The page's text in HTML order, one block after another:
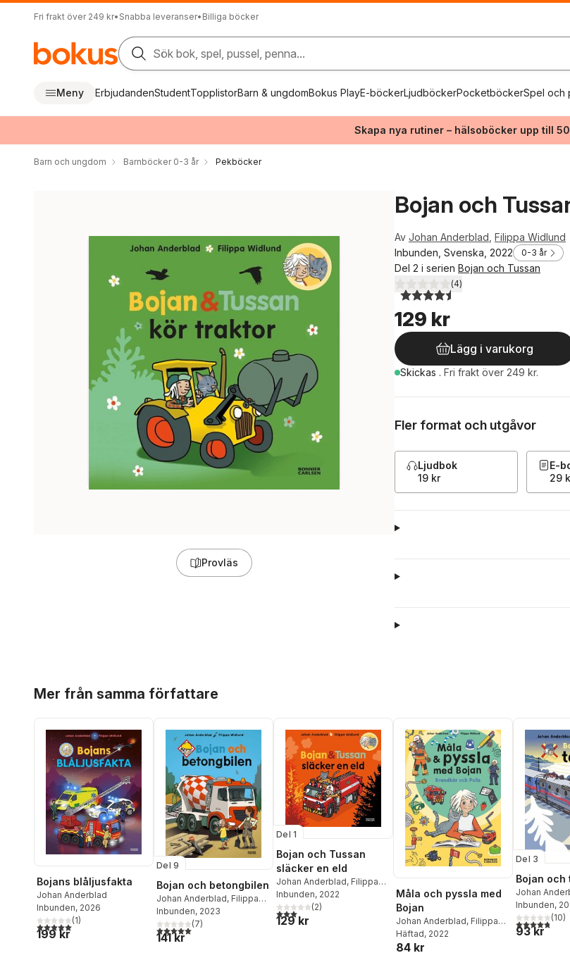
Fri frakt över 249 kr• Snabba leveranser• Billiga böcker
Sök bok, spel, pussel, penna...
Meny ErbjudandenStudentTopplistorBarn & ungdomBokus PlayE-böckerLjudböckerPocketböckerSpel och
Skapa nya rutiner – hälsoböcker upp till
Barn och ungdom Barnböcker 0-3 år Pekböcker
Provläs
Bojan och
Av Johan Anderblad Filippa Widlund
Inbunden, Svenska, 2022
0-3 år
Del 2 i serien Bojan och Tussan
4,5utav 5 stjärnor. Totalt antal röster:
(4)
129 kr
Lägg i varukorg
Skickas . Fri frakt över 249 kr.
Fler format och utgåvor
Ljudbok
19 kr
E-
29
Mer från samma författare
Bojans blåljusfakta
Johan Anderblad
Inbunden, 2026
5,0utav 5 stjärnor. Totalt antal röster:
(1)
199 kr
Del 9
Bojan och betongbilen
Johan Anderblad, Filippa
Widlund
Inbunden, 2023
5,0utav 5 stjärnor. Totalt antal röster:
(7)
141 kr
Del 1
Bojan och Tussan
släcker en eld
Johan Anderblad, Filippa
Widlund
Inbunden, 2022
3,0utav 5 stjärnor. Totalt antal röster:
(2)
129 kr
Måla och pyssla med
Bojan
Johan Anderblad, Filippa
Widlund
Häftad, 2022
84 kr
Del 3
Bojan och
Johan
Widlund
Inbunden,
4,8utav 5(10)
93 kr